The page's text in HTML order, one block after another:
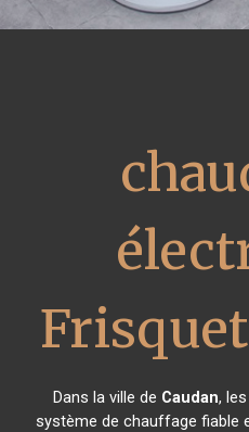
Frisquet
Dans la ville de Caudan,
système de chauffage fiable